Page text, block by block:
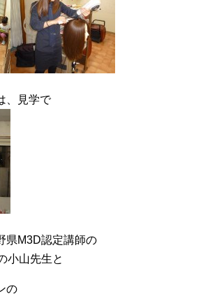
、見学で
県M3D認定講師の
小山先生と
の